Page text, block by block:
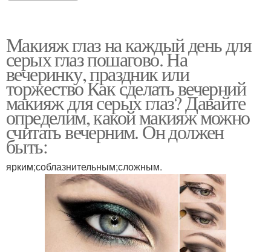
Макияж глаз на каждый день для
серых глаз пошагово. На
вечеринку, праздник или
торжество Как сделать вечерний
макияж для серых глаз? Давайте
определим, какой макияж можно
считать вечерним. Он должен
быть:
ярким;соблазнительным;сложным.